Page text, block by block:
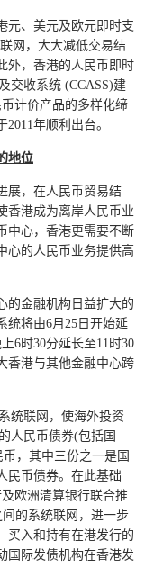
元、美元及欧元即时支
网，大大减低交易结
外，香港的人民币即时
交收系统 (CCASS)建
计价产品的多样化缔
年顺利出台。
地位
展，在人民币贸易结
香港成为离岸人民币业
中心，香港更需要不断
心的人民币业务提供高
的金融机构日益扩大的
统将由6月25日开始延
6时30分延长至11时30
香港与其他金融中心跨
统联网，使海外投资
人民币债券(包括国
，其中三份之一是国
民币债券。在此基础
欧洲清算银行联合推
的系统联网，进一步
买入和持有在港发行的
国际发债机构在香港发